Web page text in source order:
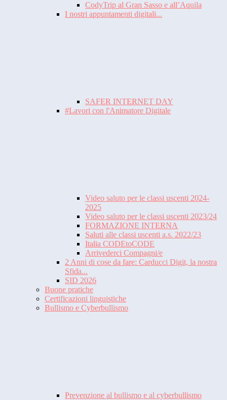
CodyTrip al Gran Sasso e all’Aquila
I nostri appuntamenti digitali...
SAFER INTERNET DAY
#Lavori con l'Animatore Digitale
Video saluto per le classi uscenti 2024-
2025
Video saluto per le classi uscenti 2023/24
FORMAZIONE INTERNA
Saluti alle classi uscenti a.s. 2022/23
Italia CODEtoCODE
Arrivederci Compagni/e
2 Anni di cose da fare: Carducci Digit, la nostra
Sfida...
SID 2026
Buone pratiche
Certificazioni linguistiche
Bullismo e Cyberbullismo
Prevenzione al bullismo e al cyberbullismo